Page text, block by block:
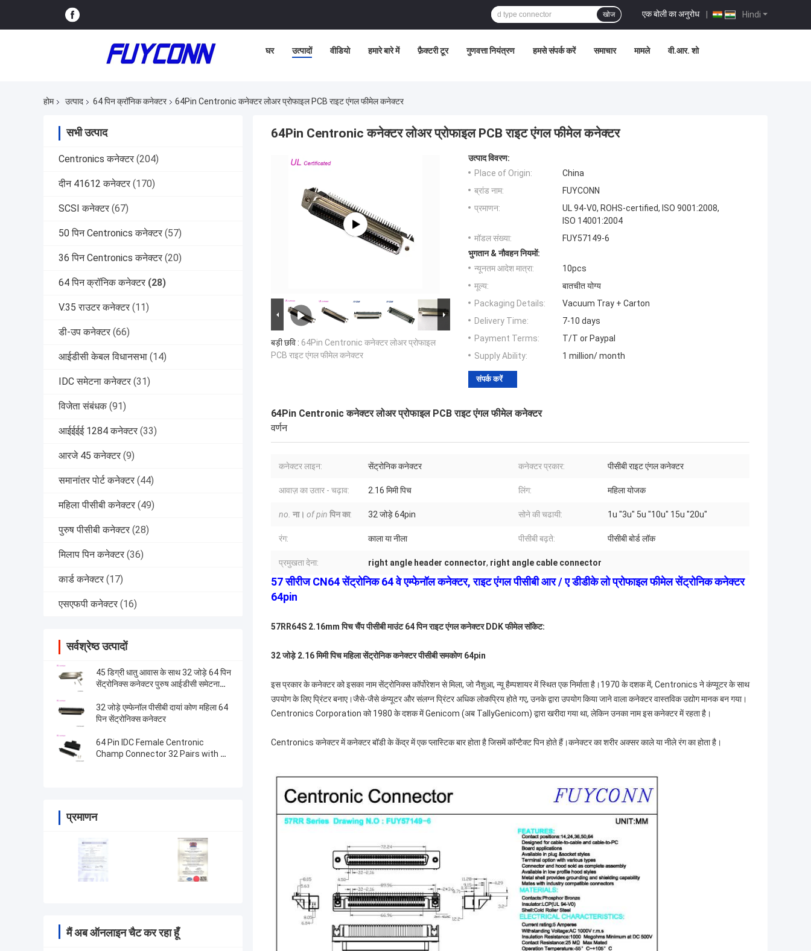
Hindi
एक बोली का अनुरोध |
खोज
घर उत्पादों वीडियो हमारे बारे में फ़ैक्टरी टूर गुणवत्ता नियंत्रण हमसे संपर्क करें समाचार मामले वी.आर. शो
होम उत्पाद 64 पिन क्रॉनिक कनेक्टर 64Pin Centronic कनेक्टर लोअर प्रोफाइल PCB राइट एंगल फीमेल कनेक्टर
सभी उत्पाद
Centronics कनेक्टर (204)
दीन 41612 कनेक्टर (170)
SCSI कनेक्टर (67)
50 पिन Centronics कनेक्टर (57)
36 पिन Centronics कनेक्टर (20)
64 पिन क्रॉनिक कनेक्टर (28)
V.35 राउटर कनेक्टर (11)
डी-उप कनेक्टर (66)
आईडीसी केबल विधानसभा (14)
IDC समेटना कनेक्टर (31)
विजेता संबंधक (91)
आईईईई 1284 कनेक्टर (33)
आरजे 45 कनेक्टर (9)
समानांतर पोर्ट कनेक्टर (44)
महिला पीसीबी कनेक्टर (49)
पुरुष पीसीबी कनेक्टर (28)
मिलाप पिन कनेक्टर (36)
कार्ड कनेक्टर (17)
एसएफपी कनेक्टर (16)
सर्वश्रेष्ठ उत्पादों
45 डिग्री धातु आवास के साथ 32 जोड़े 64 पिन
सेंट्रोनिक्स कनेक्टर पुरुष आईडीसी समेटना
32 जोड़े एम्फेनॉल पीसीबी दायां कोण महिला 64
पिन सेंट्रोनिक्स कनेक्टर
64 Pin IDC Female Centronic
Champ Connector 32 Pairs with T
प्रमाणन
मैं अब ऑनलाइन चैट कर रहा हूँ
64Pin Centronic कनेक्टर लोअर प्रोफाइल PCB राइट एंगल फीमेल कनेक्टर
बड़ी छवि : 64Pin Centronic कनेक्टर लोअर प्रोफाइल
PCB राइट एंगल फीमेल कनेक्टर
उत्पाद विवरण:
Place of Origin:
China
ब्रांड नाम:
FUYCONN
प्रमाणन:
UL 94-V0, ROHS-certified, ISO 9001:2008,
ISO 14001:2004
मॉडल संख्या:
FUY57149-6
भुगतान & नौवहन नियमों:
न्यूनतम आदेश मात्रा:
10pcs
मूल्य:
बातचीत योग्य
Packaging Details:
Vacuum Tray + Carton
Delivery Time:
7-10 days
Payment Terms:
T/T or Paypal
Supply Ability:
1 million/ month
संपर्क करें
64Pin Centronic कनेक्टर लोअर प्रोफाइल PCB राइट एंगल फीमेल कनेक्टर
वर्णन
कनेक्टर लाइन: सेंट्रोनिक कनेक्टर कनेक्टर प्रकार: पीसीबी राइट एंगल कनेक्टर
आवाज़ का उतार - चढ़ाव: 2.16 मिमी पिच लिंग: महिला योजक
no. ना। of pin पिन का: 32 जोड़े 64pin सोने की चढायी: 1u "3u" 5u "10u" 15u "20u"
रंग: काला या नीला पीसीबी बढ़ते: पीसीबी बोर्ड लॉक
प्रमुखता देना: right angle header connector, right angle cable connector
57 सीरीज CN64 सेंट्रोनिक 64 वे एम्फेनॉल कनेक्टर, राइट एंगल पीसीबी आर / ए डीडीके लो प्रोफाइल फीमेल सेंट्रोनिक कनेक्टर
64pin
57RR64S 2.16mm पिच चैंप पीसीबी माउंट 64 पिन राइट एंगल कनेक्टर DDK फीमेल सॉकेट:
32 जोड़े 2.16 मिमी पिच महिला सेंट्रोनिक कनेक्टर पीसीबी समकोण 64pin
इस प्रकार के कनेक्टर को इसका नाम सेंट्रोनिक्स कॉर्पोरेशन से मिला, जो नैशुआ, न्यू हैम्पशायर में स्थित एक निर्माता है।1970 के दशक में, Centronics ने कंप्यूटर के साथ
उपयोग के लिए प्रिंटर बनाए।जैसे-जैसे कंप्यूटर और संलग्न प्रिंटर अधिक लोकप्रिय होते गए, उनके द्वारा उपयोग किया जाने वाला कनेक्टर वास्तविक उद्योग मानक बन गया।
Centronics Corporation को 1980 के दशक में Genicom (अब TallyGenicom) द्वारा खरीदा गया था, लेकिन उनका नाम इस कनेक्टर में रहता है।
Centronics कनेक्टर में कनेक्टर बॉडी के केंद्र में एक प्लास्टिक बार होता है जिसमें कॉन्टैक्ट पिन होते हैं।कनेक्टर का शरीर अक्सर काले या नीले रंग का होता है।